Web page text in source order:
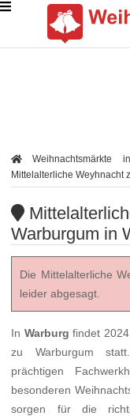
Weihnachtsmärkte
Mittelalterliche Weyhnacht
Warburgum in
Die Mittelalterliche
leider abgesagt.
In Warburg findet
zu Warburgum
prächtigen
besonderen
sorgen für die